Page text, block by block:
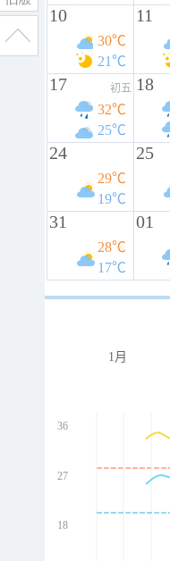
10
30℃
21℃
11
17 初五
32℃
25℃
18
24
29℃
19℃
25
31
28℃
17℃
01
1月
36
27
18